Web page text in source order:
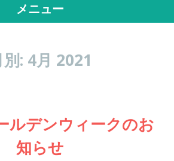
メニュー
別: 4月 2021
ルデンウィークのお
知らせ